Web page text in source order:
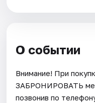
О событии
Внимание! При
ЗАБРОНИРОВАТЬ
позвонив по